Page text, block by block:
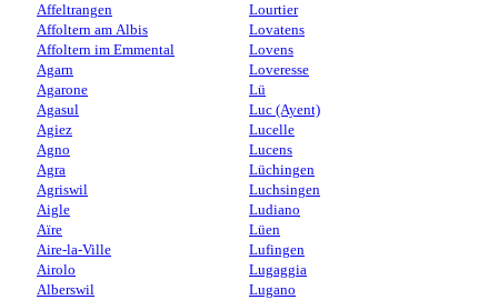
Affeltrangen
Affoltern am Albis
Affoltern im Emmental
Agarn
Agarone
Agasul
Agiez
Agno
Agra
Agriswil
Aigle
Aïre
Aire-la-Ville
Airolo
Alberswil
Lourtier
Lovatens
Lovens
Loveresse
Lü
Luc (Ayent)
Lucelle
Lucens
Lüchingen
Luchsingen
Ludiano
Lüen
Lufingen
Lugaggia
Lugano